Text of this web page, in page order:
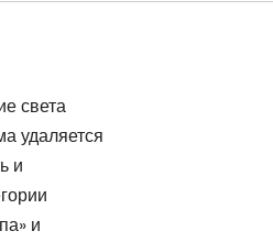
света
удаляется
и
и